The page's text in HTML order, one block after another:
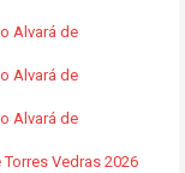
Alvará de
Alvará de
Alvará de
Torres Vedras 2026